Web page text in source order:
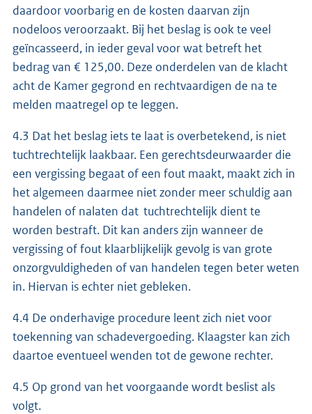
daardoor voorbarig en de kosten daarvan zijn
nodeloos veroorzaakt. Bij het beslag is ook te veel
geïncasseerd, in ieder geval voor wat betreft het
bedrag van € 125,00. Deze onderdelen van de klacht
acht de Kamer gegrond en rechtvaardigen de na te
melden maatregel op te leggen.
4.3 Dat het beslag iets te laat is overbetekend, is niet
tuchtrechtelijk laakbaar. Een gerechtsdeurwaarder die
een vergissing begaat of een fout maakt, maakt zich in
het algemeen daarmee niet zonder meer schuldig aan
handelen of nalaten dat tuchtrechtelijk dient te
worden bestraft. Dit kan anders zijn wanneer de
vergissing of fout klaarblijkelijk gevolg is van grote
onzorgvuldigheden of van handelen tegen beter weten
in. Hiervan is echter niet gebleken.
4.4 De onderhavige procedure leent zich niet voor
toekenning van schadevergoeding. Klaagster kan zich
daartoe eventueel wenden tot de gewone rechter.
4.5 Op grond van het voorgaande wordt beslist als
volgt.